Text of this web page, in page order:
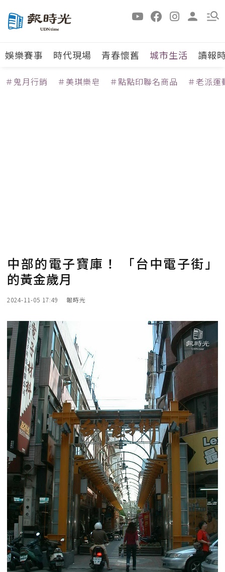
娛樂賽事 時代現場 青春懷舊 城市生活 讀報
＃鬼月行銷 ＃美琪樂皂 ＃點點印聯名商品 ＃老派運
中部的電子寶庫！ 「台中電子街」
的黃金歲月
2024-11-05 17:49 報時光